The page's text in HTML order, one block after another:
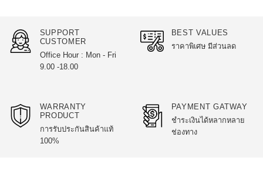
SUPPORT
CUSTOMER
Office Hour : Mon - Fri
9.00 -18.00
BEST VALUES
ราคาพิเศษ มีส่วนลด
WARRANTY
PRODUCT
การรับประกันสินค้าแท้
100%
PAYMENT GATWAY
ชำระเงินได้หลากหลาย
ช่องทาง